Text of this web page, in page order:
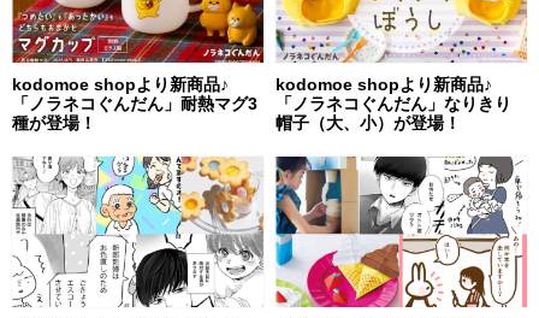
kodomoe shopより新商品♪
「ノラネコぐんだん」耐熱マグ3
種が登場！
kodomoe shopより新商品♪
「ノラネコぐんだん」なりきり
帽子（大、小）が登場！